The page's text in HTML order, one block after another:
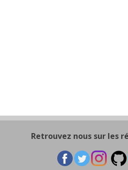
Retrouvez nous sur les